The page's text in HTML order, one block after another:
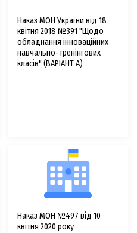
Наказ МОН України від 18
квітня 2018 №391 "Щодо
обладнання інноваційних
навчально-тренінгових
класів" (ВАРІАНТ А)
Наказ МОН №497 від 10
квітня 2020 року